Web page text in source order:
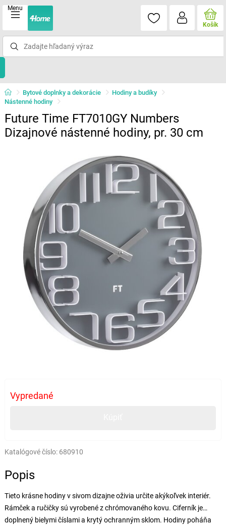
Menu
Košík
Bytové doplnky a dekorácie
Hodiny a budíky
Nástenné hodiny
Future Time FT7010GY Numbers
Dizajnové nástenné hodiny, pr. 30 cm
Vypredané
Katalógové číslo: 680910
Popis
Tieto krásne hodiny v sivom dizajne oživia určite akýkoľvek interiér.
Rámček a ručičky sú vyrobené z chrómovaného kovu. Ciferník je
doplnený bielymi číslami a krytý ochranným sklom. Hodiny poháňa